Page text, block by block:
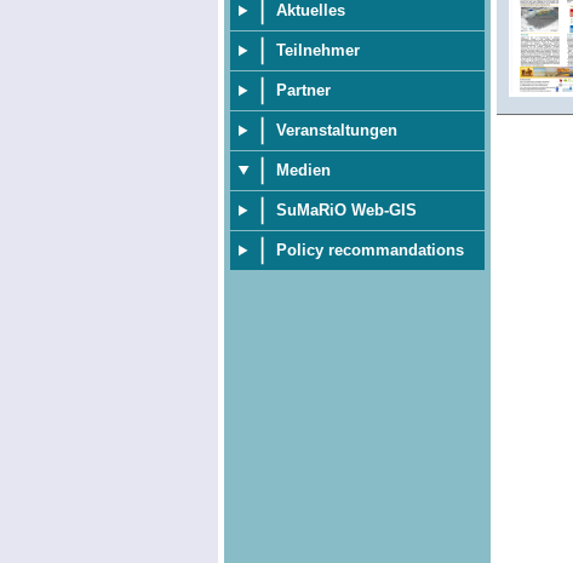
Aktuelles
Teilnehmer
Partner
Veranstaltungen
Medien
SuMaRiO Web-GIS
Policy recommandations